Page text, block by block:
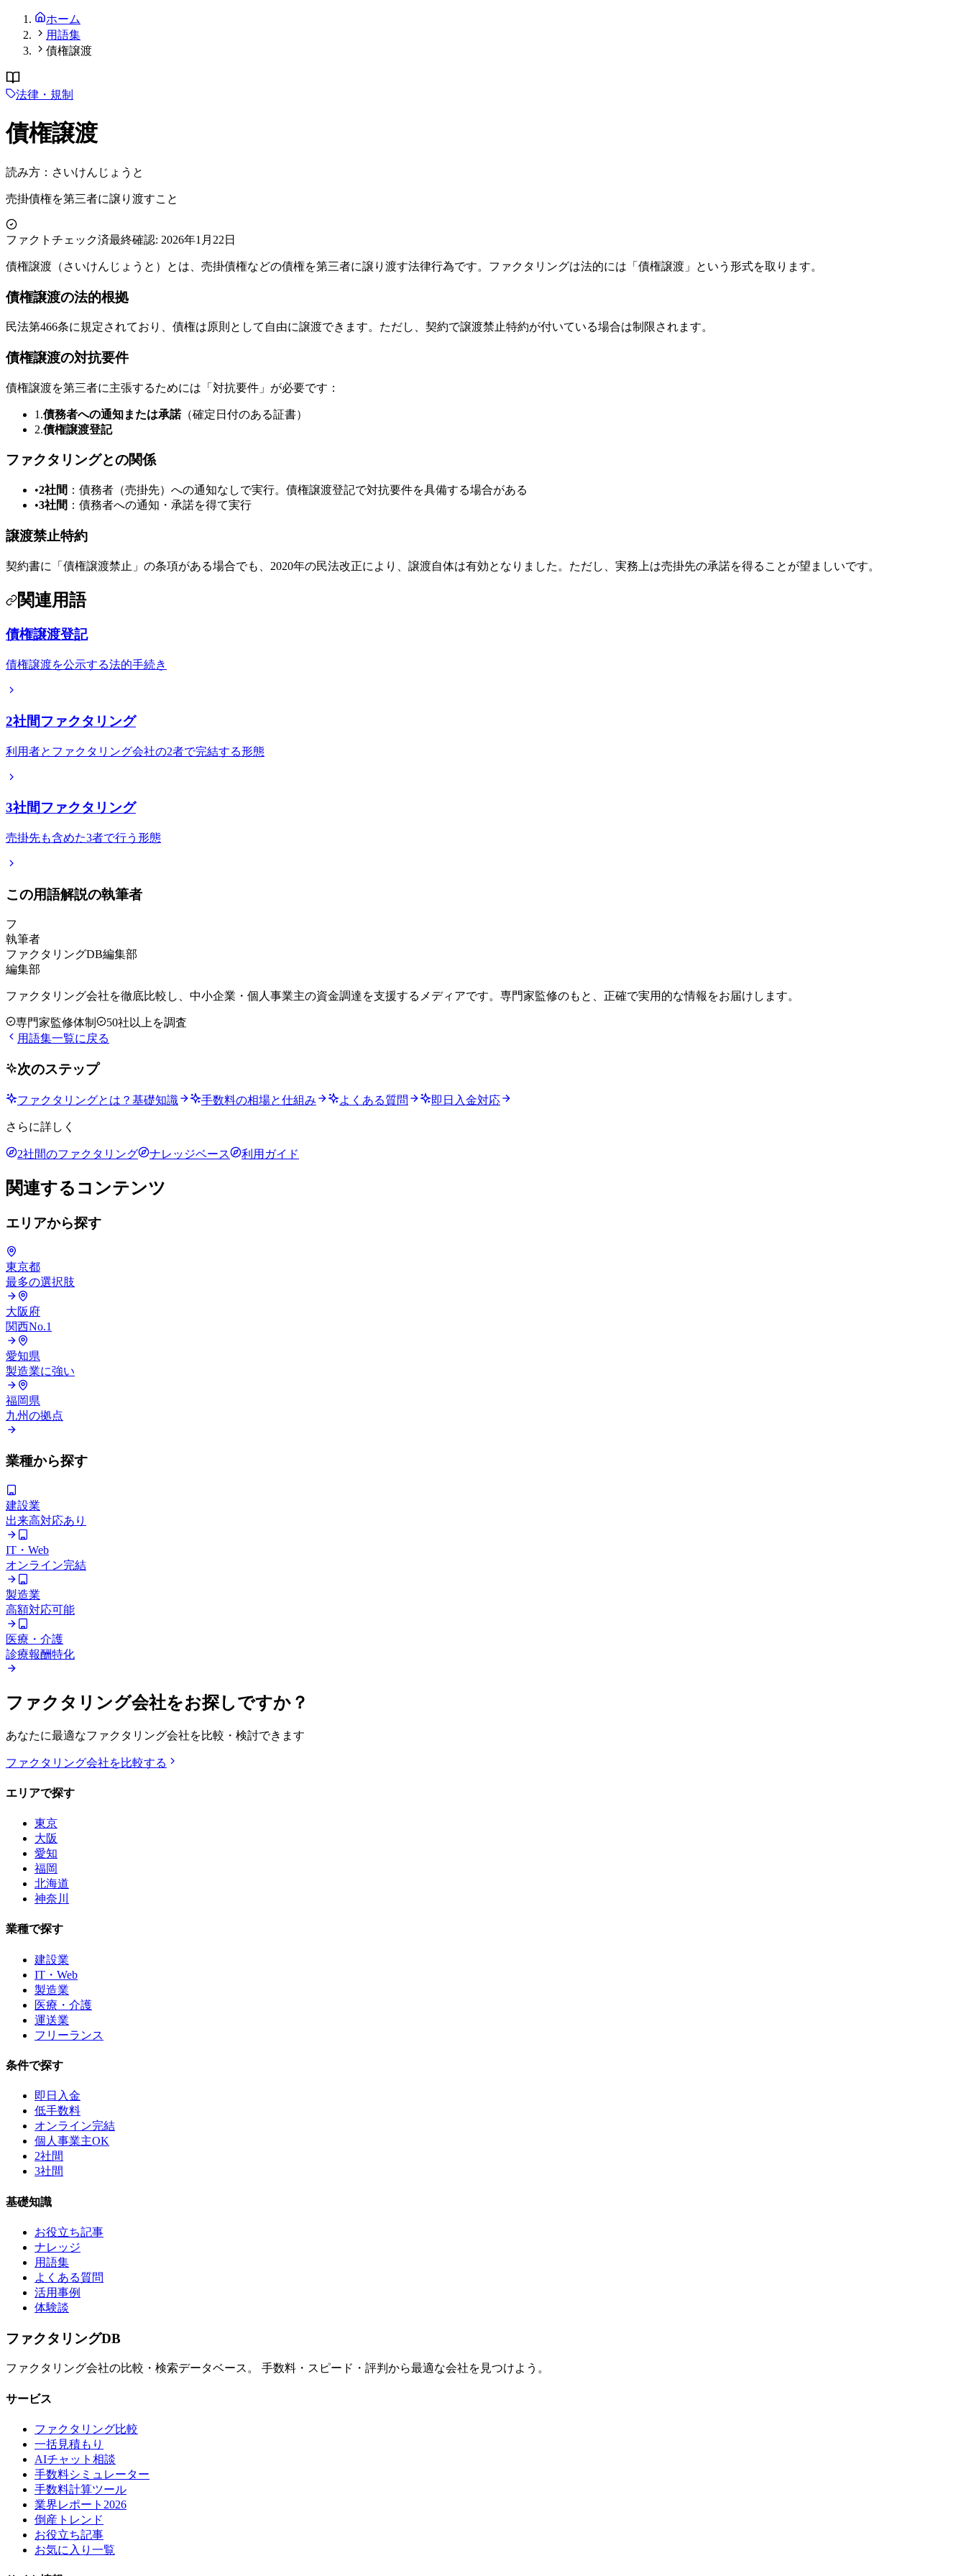
ホーム
用語集
債権譲渡
法律・規制
債権譲渡
読み方： さいけんじょうと
売掛債権を第三者に譲り渡すこと
ファクトチェック済最終確認: 2026年1月22日
債権譲渡（さいけんじょうと）とは、売掛債権などの債権を第三者に譲り渡す法律行為です。ファクタリングは法的には「債権譲渡」という形式を取ります。
債権譲渡の法的根拠
民法第466条に規定されており、債権は原則として自由に譲渡できます。ただし、契約で譲渡禁止特約が付いている場合は制限されます。
債権譲渡の対抗要件
債権譲渡を第三者に主張するためには「対抗要件」が必要です：
1.債務者への通知または承諾（確定日付のある証書）
2.債権譲渡登記
ファクタリングとの関係
•2社間 ：債務者（売掛先）への通知なしで実行。債権譲渡登記で対抗要件を具備する場合がある
•3社間 ：債務者への通知・承諾を得て実行
譲渡禁止特約
契約書に「債権譲渡禁止」の条項がある場合でも、2020年の民法改正により、譲渡自体は有効となりました。ただし、実務上は売掛先の承諾を得ることが望ましいです。
関連用語
債権譲渡登記
債権譲渡を公示する法的手続き
2社間ファクタリング
利用者とファクタリング会社の2者で完結する形態
3社間ファクタリング
売掛先も含めた3者で行う形態
この用語解説の執筆者
フ
執筆者
ファクタリングDB編集部
編集部
ファクタリング会社を徹底比較し、中小企業・個人事業主の資金調達を支援するメディアです。専門家監修のもと、正確で実用的な情報をお届けします。
専門家監修体制
50社以上を調査
用語集一覧に戻る
次のステップ
ファクタリングとは？基礎知識 手数料の相場と仕組み よくある質問 即日入金対応
さらに詳しく
2社間のファクタリング ナレッジベース 利用ガイド
関連するコンテンツ
エリアから探す
東京都
最多の選択肢
大阪府
関西No.1
愛知県
製造業に強い
福岡県
九州の拠点
業種から探す
建設業
出来高対応あり
IT・Web
オンライン完結
製造業
高額対応可能
医療・介護
診療報酬特化
ファクタリング会社をお探しですか？
あなたに最適なファクタリング会社を比較・検討できます
ファクタリング会社を比較する
エリアで探す
東京
大阪
愛知
福岡
北海道
神奈川
業種で探す
建設業
IT・Web
製造業
医療・介護
運送業
フリーランス
条件で探す
即日入金
低手数料
オンライン完結
個人事業主OK
2社間
3社間
基礎知識
お役立ち記事
ナレッジ
用語集
よくある質問
活用事例
体験談
ファクタリングDB
ファクタリング会社の比較・検索データベース。 手数料・スピード・評判から最適な会社を見つけよう。
サービス
ファクタリング比較
一括見積もり
AIチャット相談
手数料シミュレーター
手数料計算ツール
業界レポート2026
倒産トレンド
お役立ち記事
お気に入り一覧